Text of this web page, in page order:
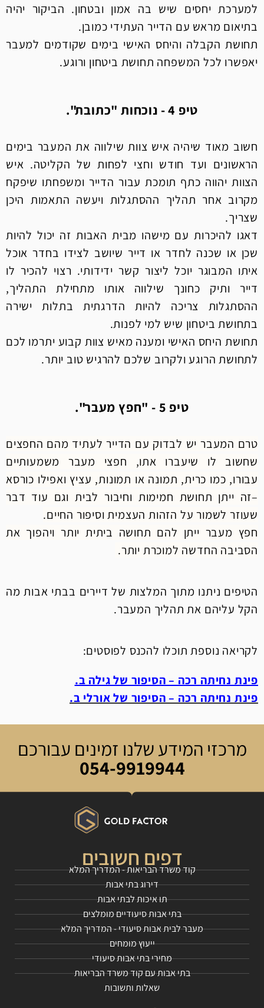
למערכת יחסים שיש בה אמון ובטחון. הביקור יהיה
בתיאום מראש עם הדייר העתידי כמובן.
תחושת הקבלה והיחס האישי בימים שקודמים למעבר
יאפשרו לכל המשפחה תחושת ביטחון ורוגע.
טיפ 4 - נוכחות "כתובת".
חשוב מאוד שיהיה איש צוות שילווה את המעבר בימים
הראשונים ועד חודש וחצי לפחות של הקליטה. איש
הצוות יהווה כתף תומכת עבור הדייר ומשפחתו שיפקח
מקרוב אחר תהליך ההסתגלות ויעשה התאמות היכן
שצריך.
דאגו להיכרות עם מישהו מבית האבות זה יכול להיות
שכן או שכנה לחדר או דייר שיושב לצידו בחדר אוכל
איתו המבוגר יוכל ליצור קשר ידידותי. רצוי להכיר לו
דייר ותיק כחונך שילווה אותו מתחילת התהליך,
ההסתגלות צריכה להיות הדרגתית בתלות ישירה
בתחושת ביטחון שיש למי לפנות.
תחושת היחס האישי ומענה מאיש צוות קבוע יתרמו לכם
לתחושת הרוגע ולקרוב שלכם להרגיש טוב יותר.
טיפ 5 - "חפץ מעבר".
טרם המעבר יש לבדוק עם הדייר לעתיד מהם החפצים
שחשוב לו שיעברו אתו, חפצי מעבר משמעותיים
עבורו, כמו כרית, תמונה או תמונות, עציץ ואפילו כורסא
–זה ייתן תחושת חמימות וחיבור לבית וגם עוד דבר
שעוזר לשמור על הזהות העצמית וסיפור החיים.
חפץ מעבר ייתן להם תחושה ביתית יותר ויהפוך את
הסביבה החדשה למוכרת יותר.
​הטיפים ניתנו מתוך המלצות של דיירים בבתי אבות מה
הקל עליהם את תהליך המעבר.
לקריאה נוספת תוכלו להכנס לפוסטים:
פינת נחיתה רכה – הסיפור של גילה ב.
פינת נחיתה רכה – הסיפור של אורלי ב.
מרכזי המידע שלנו זמינים עבורכם
054-9919944
דפים חשובים
קוד משרד הבריאות - המדריך המלא
דירוג בתי אבות
תו איכות לבתי אבות
בתי אבות סיעודיים מומלצים
מעבר לבית אבות סיעודי - המדריך המלא
ייעוץ מומחים
מחירי בתי אבות סיעודי
בתי אבות עם קוד משרד הבריאות
שאלות ותשובות